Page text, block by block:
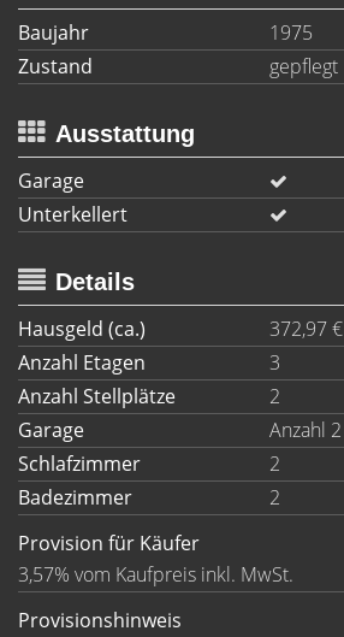
Baujahr
1975
Zustand
gepflegt
Ausstattung
Garage
Unterkellert
Details
Hausgeld (ca.)
372,97 €
Anzahl Etagen
3
Anzahl Stellplätze
2
Garage
Anzahl 2
Schlafzimmer
2
Badezimmer
2
Provision für Käufer
3,57% vom Kaufpreis inkl. MwSt.
Provisionshinweis